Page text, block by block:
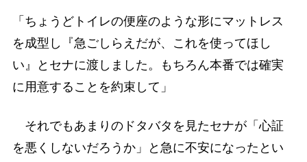
「ちょうどトイレの便座のような形にマットレス
を成型し『急ごしらえだが、これを使ってほし
い』とセナに渡しました。もちろん本番では確実
に用意することを約束して」
それでもあまりのドタバタを見たセナが「心証
を悪くしないだろうか」と急に不安になったとい